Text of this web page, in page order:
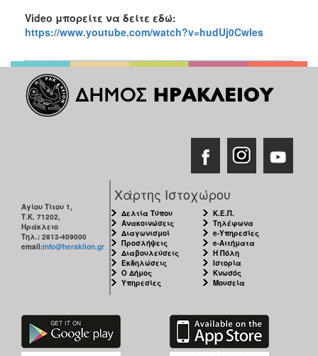
Video μπορείτε να δείτε εδώ:
https://www.youtube.com/watch?v=hudUj0Cwles
Αγίου Τίτου 1,
Τ.Κ. 71202,
Ηράκλειο
Τηλ.: 2813-409000
email:info@heraklion.gr
Χάρτης Ιστοχώρου
Δελτία Τύπου
Ανακοινώσεις
Διαγωνισμοί
Προσλήψεις
Διαβουλεύσεις
Εκδηλώσεις
Ο Δήμος
Υπηρεσίες
Κ.Ε.Π.
Τηλέφωνα
e-Υπηρεσίες
e-Αιτήματα
Η Πόλη
Ιστορία
Κνωσός
Μουσεία